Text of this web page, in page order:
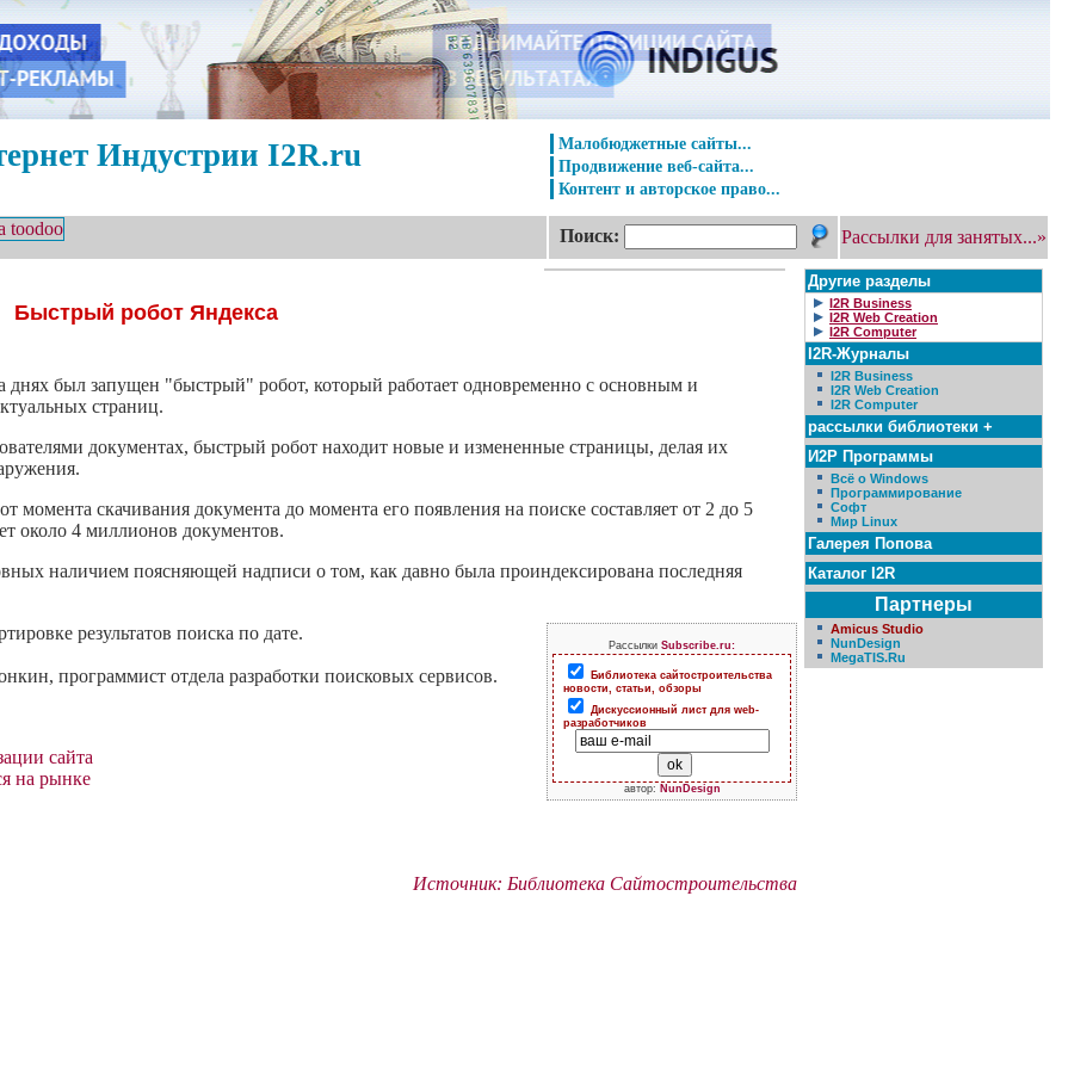
Индустрии I2R.ru
Малобюджетные сайты...
Продвижение веб-сайта...
Контент и авторское право...
Поиск: Рассылки для занятых...»
Быстрый робот Яндекса
днях был запущен "быстрый" робот, который работает одновременно с основным и
страниц.
документах, быстрый робот находит новые и измененные страницы, делая их
момента скачивания документа до момента его появления на поиске составляет от 2 до 5
около 4 миллионов документов.
наличием поясняющей надписи о том, как давно была проиндексирована последняя
Рассылки Subscribe.ru:
Библиотека сайтостроительства
новости, статьи, обзоры
Дискуссионный лист для web-
разработчиков
автор: NunDesign
результатов поиска по дате.
программист отдела разработки поисковых сервисов.
сайта
на рынке
Источник: Библиотека Сайтостроительства
Другие разделы
I2R Business
I2R Web Creation
I2R Computer
I2R-Журналы
I2R Business
I2R Web Creation
I2R Computer
рассылки библиотеки +
И2Р Программы
Всё о Windows
Программирование
Софт
Мир Linux
Галерея Попова
Каталог I2R
Партнеры
Amicus Studio
NunDesign
MegaTIS.Ru